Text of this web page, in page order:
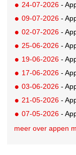
24-07-2026 -
09-07-2026 -
02-07-2026 -
25-06-2026 -
19-06-2026 -
17-06-2026 -
03-06-2026 -
21-05-2026 - Appen
07-05-2026 -
meer over appen